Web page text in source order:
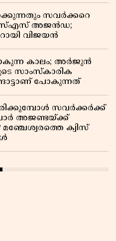
സവർക്കറെ
അജൻഡ;
വിജയൻ
കാലം; അർജുൻ
സാംസ്കാരിക
പോകുന്നത്
സവർക്കർക്ക്
അജണ്ടയ്ക്ക്
മഞ്ചേശ്വരത്തെ ക്വിസ്